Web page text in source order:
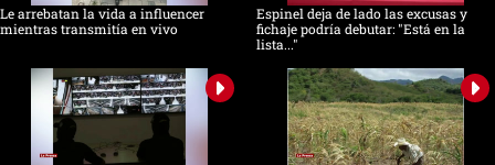
Le arrebatan la vida a influencer
mientras transmitía en vivo
Espinel deja de lado las excusas y
fichaje podría debutar: "Está en la
lista..."